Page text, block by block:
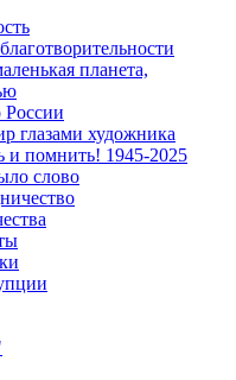
планета,
России
глазами художника
и помнить! 1945-2025
слово